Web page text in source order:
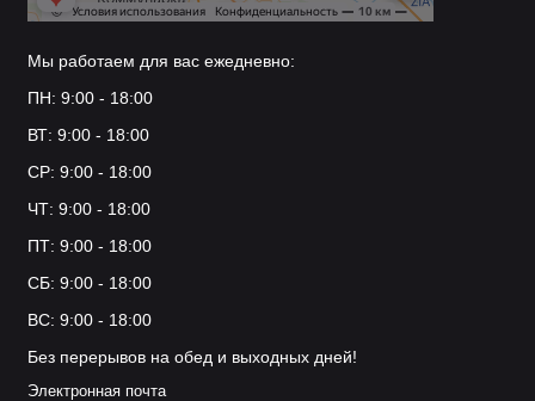
Мы работаем для вас ежедневно:
ПН: 9:00 - 18:00
ВТ: 9:00 - 18:00
СР: 9:00 - 18:00
ЧТ: 9:00 - 18:00
ПТ: 9:00 - 18:00
СБ: 9:00 - 18:00
ВС: 9:00 - 18:00
Без перерывов на обед и выходных дней!
Электронная почта